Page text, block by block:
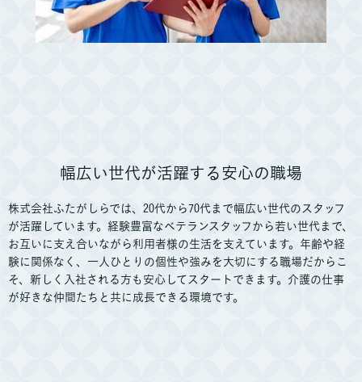
幅広い世代が活躍する安心の職場
株式会社ふたがしらでは、20代から70代まで幅広い世代のスタッフ
が活躍しています。経験豊富なベテランスタッフから若い世代まで、
お互いに支え合いながら利用者様の生活を支えています。年齢や経
験に関係なく、一人ひとりの個性や強みを大切にする職場だからこ
そ、新しく入社される方も安心してスタートできます。介護の仕事
が好きな仲間たちと共に成長できる環境です。